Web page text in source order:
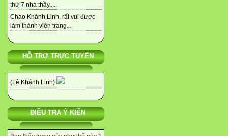
thứ 7 nhà thầy....
Chào Khánh Linh, rất vui được
làm thành viên trang...
HỖ TRỢ TRỰC TUYẾN
(Lê Khánh Linh)
ĐIỀU TRA Ý KIẾN